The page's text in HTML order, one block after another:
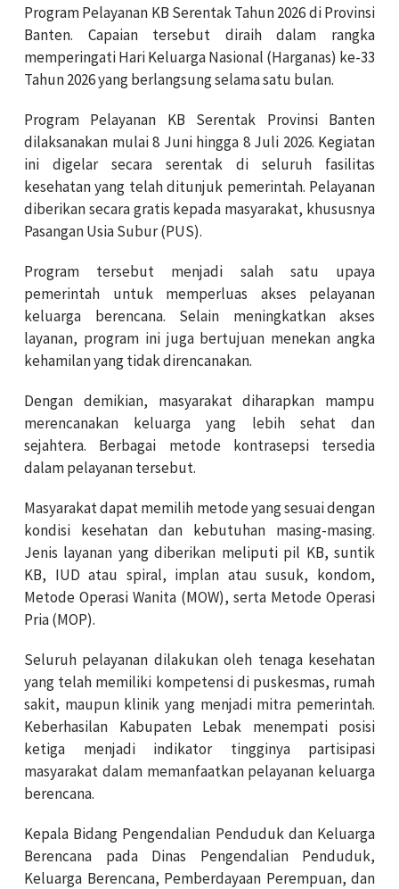
Program Pelayanan KB Serentak Tahun 2026 di Provinsi
Banten. Capaian tersebut diraih dalam rangka
memperingati Hari Keluarga Nasional (Harganas) ke-33
Tahun 2026 yang berlangsung selama satu bulan.
Program Pelayanan KB Serentak Provinsi Banten
dilaksanakan mulai 8 Juni hingga 8 Juli 2026. Kegiatan
ini digelar secara serentak di seluruh fasilitas
kesehatan yang telah ditunjuk pemerintah. Pelayanan
diberikan secara gratis kepada masyarakat, khususnya
Pasangan Usia Subur (PUS).
Program tersebut menjadi salah satu upaya
pemerintah untuk memperluas akses pelayanan
keluarga berencana. Selain meningkatkan akses
layanan, program ini juga bertujuan menekan angka
kehamilan yang tidak direncanakan.
Dengan demikian, masyarakat diharapkan mampu
merencanakan keluarga yang lebih sehat dan
sejahtera. Berbagai metode kontrasepsi tersedia
dalam pelayanan tersebut.
Masyarakat dapat memilih metode yang sesuai dengan
kondisi kesehatan dan kebutuhan masing-masing.
Jenis layanan yang diberikan meliputi pil KB, suntik
KB, IUD atau spiral, implan atau susuk, kondom,
Metode Operasi Wanita (MOW), serta Metode Operasi
Pria (MOP).
Seluruh pelayanan dilakukan oleh tenaga kesehatan
yang telah memiliki kompetensi di puskesmas, rumah
sakit, maupun klinik yang menjadi mitra pemerintah.
Keberhasilan Kabupaten Lebak menempati posisi
ketiga menjadi indikator tingginya partisipasi
masyarakat dalam memanfaatkan pelayanan keluarga
berencana.
Kepala Bidang Pengendalian Penduduk dan Keluarga
Berencana pada Dinas Pengendalian Penduduk,
Keluarga Berencana, Pemberdayaan Perempuan, dan